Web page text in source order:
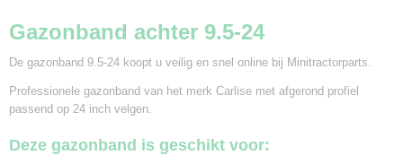
Gazonband achter 9.5-24
De gazonband 9.5-24 koopt u veilig en snel online bij Minitractorparts.
Professionele gazonband van het merk Carlise met afgerond profiel
passend op 24 inch velgen.
Deze gazonband is geschikt voor: